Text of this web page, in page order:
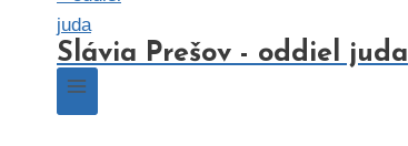
Slávia Prešov - oddiel juda